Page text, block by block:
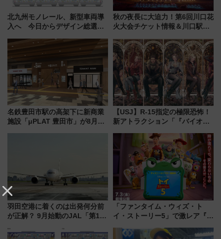
北九州モノレール、新型車両導
入へ 今日からデザイン総選挙
秋の夜長に大迫力！第6回川口花
火大会チケット情報＆川口駅か
名鉄豊田市駅の高架下に新商業
施設「μPLAT 豊田市」が8月26
【USJ】R-15指定の極限恐怖！
新アトラクション「『バイオハ
ブ」今秋登場 ―予測不能の恐
怖に泣き叫べ―
羽田空港に着くのは出発何分前
が正解？ 9月始動のJAL「第1タ
歩1キロ超え！ 知っておきたい
「ファンタイム・ウィズ・ト
イ・ストーリー5」で激レア『ロ
デコレーションも徹底解説